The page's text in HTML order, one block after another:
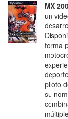
MX
un
forma
piloto
su